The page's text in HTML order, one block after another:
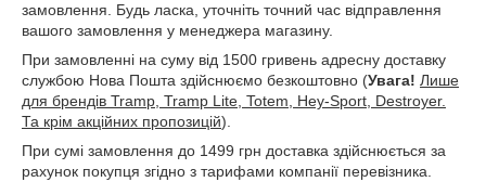
замовлення. Будь ласка, уточніть точний час відправлення
вашого замовлення у менеджера магазину.
При замовленні на суму від 1500 гривень адресну доставку
службою Нова Пошта здійснюємо безкоштовно (Увага! Лише
для брендів Tramp, Tramp Lite, Totem, Hey-Sport, Destroyer.
Та крім акційних пропозицій).
При сумі замовлення до 1499 грн доставка здійснюється за
рахунок покупця згідно з тарифами компанії перевізника.